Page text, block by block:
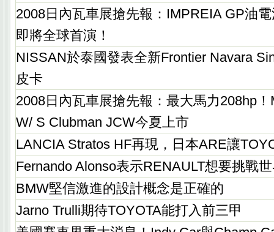
2008日內瓦車展搶先報：IMPREIA GP油
即將全球首演！
NISSAN於泰國發表全新Frontier Navara
皮卡
2008日內瓦車展搶先報：最大馬力208hp
W/ S Clubman JCW今夏上市
LANCIA Stratos HF再現，日本ARE讓
Fernando Alonso表示RENAULT想要挑戰
BMW堅信激進的設計概念是正確的
Jarno Trulli期待TOYOTA能打入前三甲